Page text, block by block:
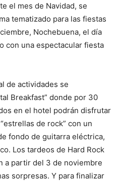
el mes de Navidad, se
tematizado para las fiestas
Nochebuena, el día
con una espectacular fiesta
de actividades se
Breakfast” donde por 30
en el hotel podrán disfrutar
de rock” con un
fondo de guitarra eléctrica,
Los tardeos de Hard Rock
a partir del 3 de noviembre
sorpresas. Y para finalizar